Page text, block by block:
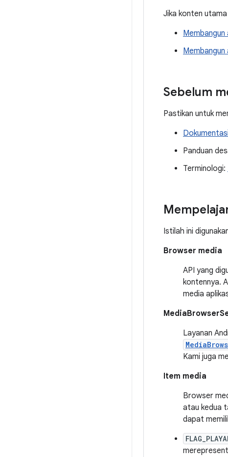
Jika konten
Membangun
Sebelum
Pastikan untuk
Panduan
Terminologi:
Istilah ini
Browser media
API yang
kontennya.
media
Layanan
Kami juga
Item media
Browser
atau kedua
dapat